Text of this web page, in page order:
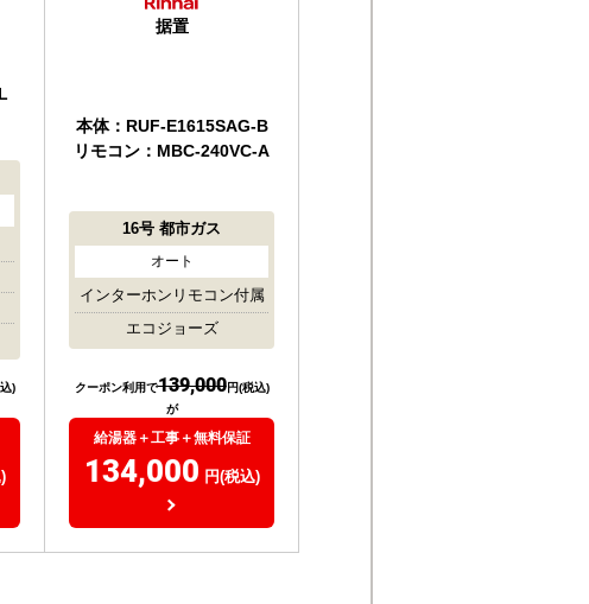
本体：RUF-E1615SAG-B
リモコン：MBC-240VC-A
16号都市ガス
オート
エコジョーズ